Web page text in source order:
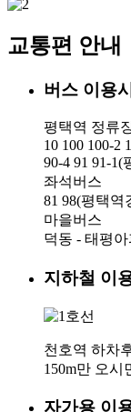
교통편 안내
버스 이용시
평택역 정류
10 100 100-2
90-4 91 91-1(
좌석버스
81 98(평택역
마을버스
덕동 - 태평
지하철 이
천호역 하차
150m만 오시
자가용 이